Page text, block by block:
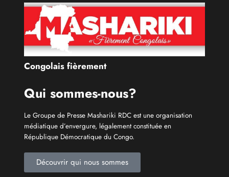
Congolais fièrement
Qui sommes-nous?
Le Groupe de Presse Mashariki RDC est une organisation
médiatique d’envergure, légalement constituée en
République Démocratique du Congo.
Découvrir qui nous sommes